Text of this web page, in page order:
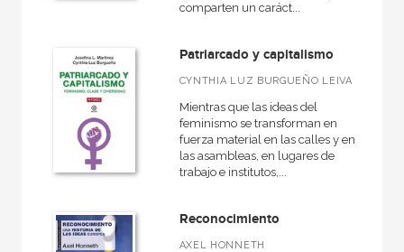
comparten un caráct...
Patriarcado y capitalismo
CYNTHIA LUZ BURGUEÑO LEIVA
Mientras que las ideas del
feminismo se transforman en
fuerza material en las calles y en
las asambleas, en lugares de
trabajo e institutos,...
Reconocimiento
AXEL HONNETH